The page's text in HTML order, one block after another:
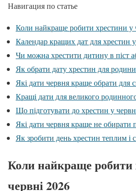
Навигация по статье
Коли найкраще робити хрестини у
Календар кращих дат для хрестин
Чи можна хрестити дитину в піст
Як обрати дату хрестин для родини
Які дати червня краще обрати для
Кращі дати для великого
Що підготувати до хрестин у
Які дати червня краще не обирати
Як зробити день хрестин теплим і
Коли найкраще робити
червні 2026